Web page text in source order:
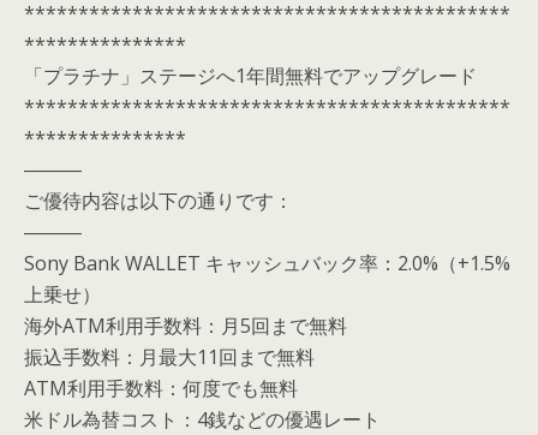
*********************************************
***************
「プラチナ」ステージへ1年間無料でアップグレード
*********************************************
***************
―――
ご優待内容は以下の通りです：
―――
Sony Bank WALLET キャッシュバック率：2.0%（+1.5%
上乗せ）
海外ATM利用手数料：月5回まで無料
振込手数料：月最大11回まで無料
ATM利用手数料：何度でも無料
米ドル為替コスト：4銭などの優遇レート